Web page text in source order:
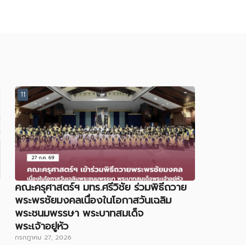
11
คณะครุศาสตร์ฯ มทร.ศรีวิชัย ร่วมพิธีถวาย
พระพรชัยมงคลเนื่องในโอกาสวันเฉลิม
พระชนมพรรษา พระบาทสมเด็จ
พระเจ้าอยู่หัว
กรกฎาคม 27, 2026